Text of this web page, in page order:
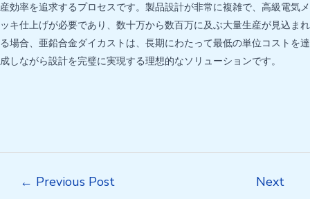
産効率を追求するプロセスです。製品設計が非常に複雑で、高級電気メ
ッキ仕上げが必要であり、数十万から数百万に及ぶ大量生産が見込まれ
る場合、亜鉛合金ダイカストは、長期にわたって最低の単位コストを達
成しながら設計を完璧に実現する理想的なソリューションです。
← Previous Post
Next